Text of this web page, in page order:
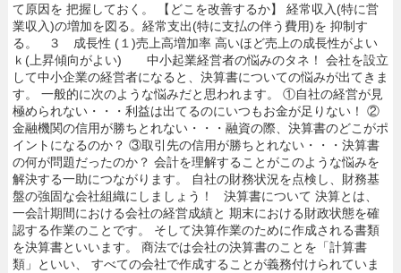
て原因を 把握しておく。 【どこを改善するか】 経常収入(特に営
業収入)の増加を図る。経常支出(特に支払の伴う費用)を 抑制す
る。 ３ 成長性 (１)売上高増加率 高いほど売上の成長性がよい
ｋ(上昇傾向がよい) 中小起業経営者の悩みのタネ！ 会社を設立
して中小企業の経営者になると、決算書についての悩みが出てきま
す。 一般的に次のような悩みだと思われます。 ①自社の経営が見
極められない・・・利益は出てるのにいつもお金が足りない！ ②
金融機関の信用が勝ちとれない・・・融資の際、決算書のどこがポ
イントになるのか？ ③取引先の信用が勝ちとれない・・・決算書
の何が問題だったのか？ 会計を理解することがこのような悩みを
解決する一助につながります。 自社の財務状況を点検し、財務基
盤の強固な会社組織にしましょう！ 決算書について 決算とは、
一会計期間における会社の経営成績と 期末における財政状態を確
認する作業のことです。 そして決算作業のために作成される書類
を決算書といいます。 商法では会社の決算書のことを「計算書
類」といい、 すべての会社で作成することが義務付けられていま